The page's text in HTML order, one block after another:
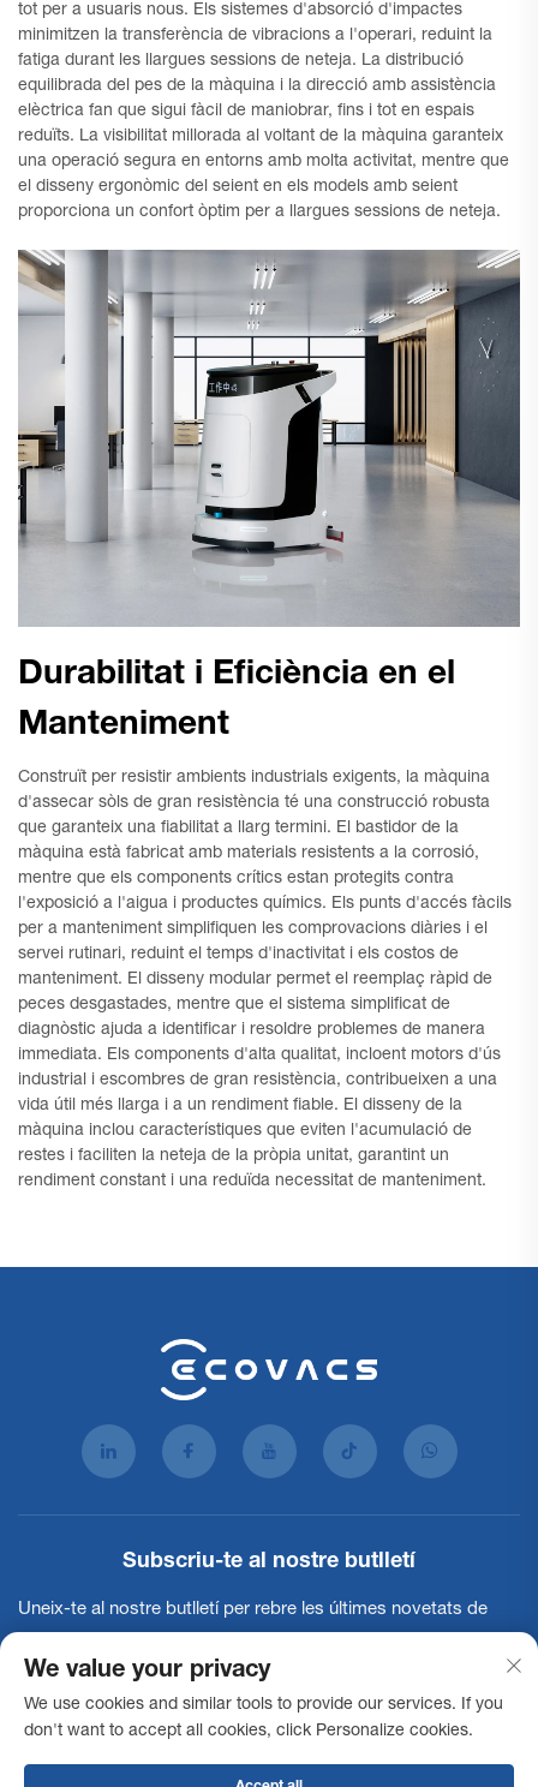
tot per a usuaris nous. Els sistemes d'absorció d'impactes
minimitzen la transferència de vibracions a l'operari, reduint la
fatiga durant les llargues sessions de neteja. La distribució
equilibrada del pes de la màquina i la direcció amb assistència
elèctrica fan que sigui fàcil de maniobrar, fins i tot en espais
reduïts. La visibilitat millorada al voltant de la màquina garanteix
una operació segura en entorns amb molta activitat, mentre que
el disseny ergonòmic del seient en els models amb seient
proporciona un confort òptim per a llargues sessions de neteja.
Durabilitat i Eficiència en el
Manteniment
Construït per resistir ambients industrials exigents, la màquina
d'assecar sòls de gran resistència té una construcció robusta
que garanteix una fiabilitat a llarg termini. El bastidor de la
màquina està fabricat amb materials resistents a la corrosió,
mentre que els components crítics estan protegits contra
l'exposició a l'aigua i productes químics. Els punts d'accés fàcils
per a manteniment simplifiquen les comprovacions diàries i el
servei rutinari, reduint el temps d'inactivitat i els costos de
manteniment. El disseny modular permet el reemplaç ràpid de
peces desgastades, mentre que el sistema simplificat de
diagnòstic ajuda a identificar i resoldre problemes de manera
immediata. Els components d'alta qualitat, incloent motors d'ús
industrial i escombres de gran resistència, contribueixen a una
vida útil més llarga i a un rendiment fiable. El disseny de la
màquina inclou característiques que eviten l'acumulació de
restes i faciliten la neteja de la pròpia unitat, garantint un
rendiment constant i una reduïda necessitat de manteniment.
Subscriu-te al nostre butlletí
Uneix-te al nostre butlletí per rebre les últimes novetats de
Subscriu-te
We value your privacy
We use cookies and similar tools to provide our services. If you
don't want to accept all cookies, click Personalize cookies.